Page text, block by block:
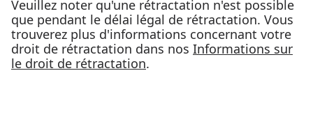
Veuillez noter qu'une rétractation n'est possible
que pendant le délai légal de rétractation. Vous
trouverez plus d'informations concernant votre
droit de rétractation dans nos Informations sur
le droit de rétractation.